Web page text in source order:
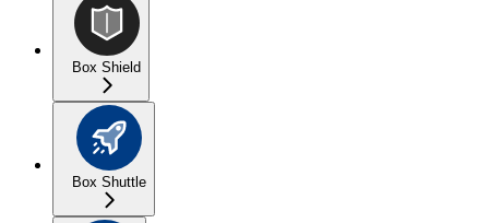
Box Shield
Box Shuttle